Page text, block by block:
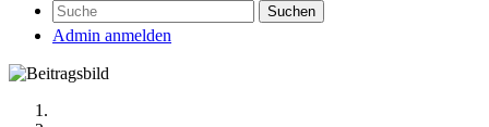
Suchen
Admin anmelden